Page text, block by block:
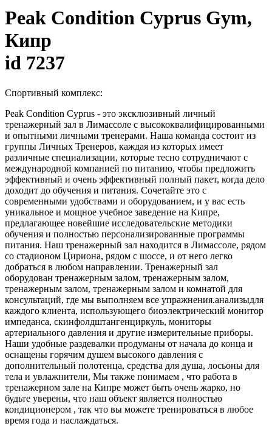
Peak Condition Cyprus Gym,
Кипр
id 7237
Спортивный комплекс:
Peak Condition Cyprus - это эксклюзивный личный
тренажерный зал в Лимассоле с высококвалифицированными
и опытными личными тренерами. Наша команда состоит из
группы Личных Тренеров, каждая из которых имеет
различные специализации, которые тесно сотрудничают с
международной компанией по питанию, чтобы предложить
эффективный и очень эффективный полный пакет, когда дело
доходит до обучения и питания. Сочетайте это с
современными удобствами и оборудованием, и у вас есть
уникальное и мощное учебное заведение на Кипре,
предлагающее новейшие исследовательские методики
обучения и полностью персонализированные программы
питания. Наш тренажерный зал находится в Лимассоле, рядом
со стадионом Цириона, рядом с шоссе, и от него легко
добраться в любом направлении. Тренажерный зал
оборудован тренажерным залом, тренажерным залом,
тренажерным залом, тренажерным залом и комнатой для
консультаций, где мы выполняем все упражнения.анализыдля
каждого клиента, использующего биоэлектрический монитор
импеданса, скинфолдштангенциркуль, мониторы
артериального давления и другие измерительные приборы.
Наши удобные раздевалки продуманы от начала до конца и
оснащены горячим душем высокого давления с
дополнительный полотенца, средства для душа, лосьоны для
тела и увлажнители, Мы также понимаем , что работа в
тренажерном зале на Кипре может быть очень жарко, но
будьте уверены, что наш объект является полностью
кондиционером , так что вы можете тренироваться в любое
время года и наслаждаться.